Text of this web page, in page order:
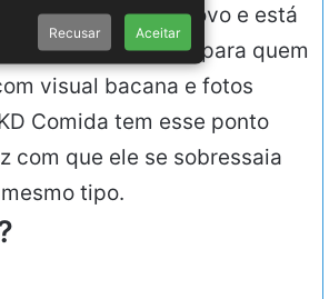
mercado não é novo e está
Vale ressaltar que para quem
visual bacana e fotos
Comida tem esse ponto
com que ele se sobressaia
tipo.
Recusar Aceitar